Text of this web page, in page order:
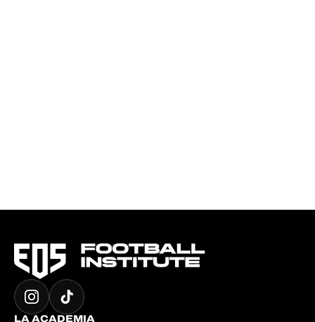
LA ACADEMIA